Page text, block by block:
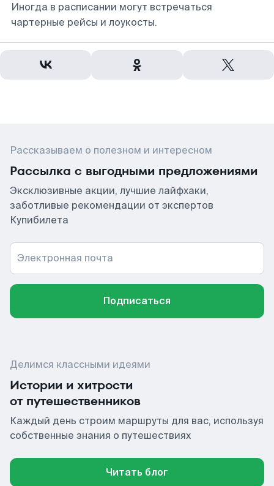
Иногда в расписании могут встречаться
чартерные рейсы и лоукосты.
Рассказываем о полезном и интересном
Рассылка с выгодными предложениями
Эксклюзивные акции, лучшие лайфхаки,
заботливые рекомендации от экспертов
Купибилета
Электронная почта
Подписаться
Делимся классными идеями
Истории и хитрости
от путешественников
Каждый день строим маршруты для вас, используя
собственные знания о путешествиях
Читать блог